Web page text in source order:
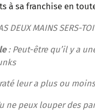
à sa franchise en
DEUX MAINS SERS-
: Peut-être qu’il y a
leur a plus ou
ne peux louper des